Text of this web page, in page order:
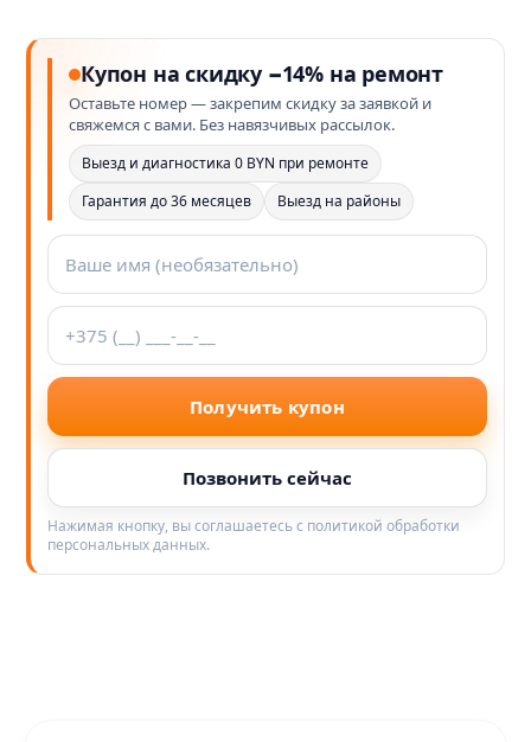
Купон на скидку −14% на ремонт
Оставьте номер — закрепим скидку за заявкой и
свяжемся с вами. Без навязчивых рассылок.
Выезд и диагностика 0 BYN при ремонте
Гарантия до 36 месяцев
Выезд на районы
Получить купон
Позвонить сейчас
Нажимая кнопку, вы соглашаетесь с политикой обработки
персональных данных.